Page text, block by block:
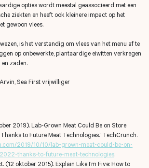

ook
opties wordt meestal geassocieerd met een
ziekten en heeft ook kleinere impact op het
gewoon vlees.
is het verstandig om vlees van het menu af te
op onbewerkte, plantaardige eiwitten verkregen
en zaden.
Sea First vrijwilliger
2019).Lab-Grown Meat Could Be on Store
to Future Meat Technologies.” TechCrunch.
2019/10/10/lab-grown-meat-could-be-on-
thanks-to-future-meat-technologies.
(12 oktober 2015). Explain Like I’m Five: How to